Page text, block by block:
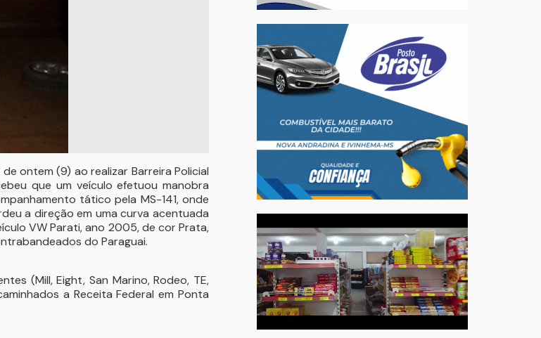
ontem (9) ao realizar Barreira Policial
que um veículo efetuou manobra
tático pela MS-141, onde
a direção em uma curva acentuada
VW Parati, ano 2005, de cor Prata,
do Paraguai.
(Mill, Eight, San Marino, Rodeo, TE,
a Receita Federal em Ponta